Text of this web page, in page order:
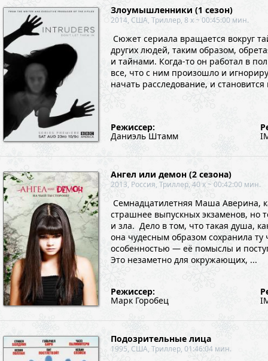
Злоумышленники (1 сезон)
2014, США, Триллер, 8 x ~ 00:45:00 мин.
Сюжет сериала вращается вокруг
других людей, таким образом,
и тайнами. Когда-то он работал в
все, что с ним произошло и
начать расследование, и
Режиссер:
Даниэль Штамм
Ангел или демон (2 сезона)
2013, Россия, Триллер, 40 x ~ 00:42:00 мин.
Семнадцатилетняя Маша Аверина,
страшнее выпускных экзаменов, но
и зла. Дело в том, что такая душа,
она чудесным образом сохранила
особенностью — её помыслы и
Это незаметно для окружающих, ...
Режиссер:
Марк Горобец
Подозрительные лица
1995, США, Триллер, 01:46:04 мин.